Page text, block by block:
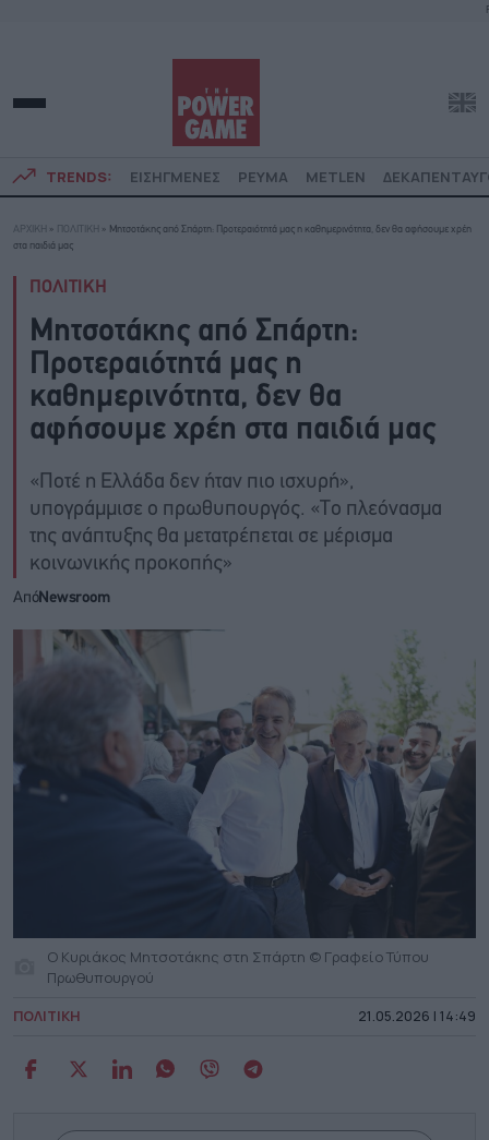
TRENDS: ΕΙΣΗΓΜΕΝΕΣ ΡΕΥΜΑ METLEN
ΑΡΧΙΚΗ » ΠΟΛΙΤΙΚΗ » Μητσοτάκης από Σπάρτη: Προτεραιότητά μας η καθημερινότητα, δεν θα αφήσουμε χρέη
στα παιδιά μας
ΠΟΛΙΤΙΚΗ
Μητσοτάκης από Σπάρτη:
Προτεραιότητά μας η
καθημερινότητα, δεν θα
αφήσουμε χρέη στα παιδιά μας
«Ποτέ η Ελλάδα δεν ήταν πιο ισχυρή»,
υπογράμμισε ο πρωθυπουργός. «Το πλεόνασμα
της ανάπτυξης θα μετατρέπεται σε μέρισμα
κοινωνικής προκοπής»
ΑπόNewsroom
O Kυριάκος Μητσοτάκης στη Σπάρτη © Γραφείο Τύπου
Πρωθυπουργού
ΠΟΛΙΤΙΚΗ 21.05.2026 | 14:49